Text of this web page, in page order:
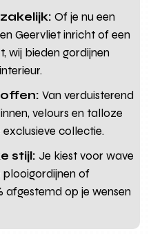
Of je nu een
Geervliet inricht of een
wij bieden gordijnen
Van verduisterend
velours en talloze
collectie.
stijl: Je kiest voor wave
plooigordijnen of
afgestemd op je wensen